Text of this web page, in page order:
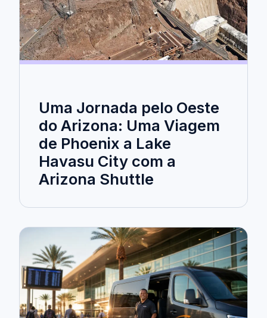
Uma Jornada pelo Oeste
do Arizona: Uma Viagem
de Phoenix a Lake
Havasu City com a
Arizona Shuttle